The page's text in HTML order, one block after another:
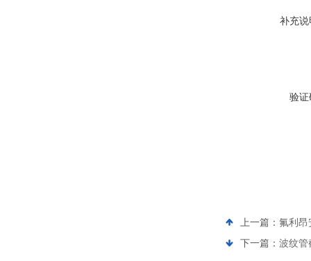
补充说
验证
上一篇： 氟利昂
下一篇： 波纹管